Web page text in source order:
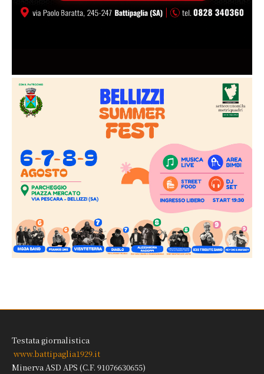
Testata giornalistica
www.battipaglia1929.it
Minerva ASD APS (C.F. 91076630655)